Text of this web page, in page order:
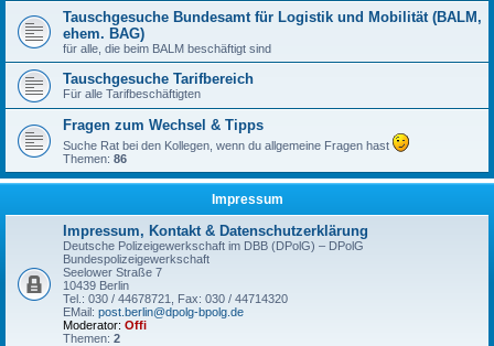
Tauschgesuche Bundesamt für Logistik und Mobilität (BALM,
ehem. BAG)
für alle, die beim BALM beschäftigt sind
Tauschgesuche Tarifbereich
Für alle Tarifbeschäftigten
Fragen zum Wechsel & Tipps
Suche Rat bei den Kollegen, wenn du allgemeine Fragen hast
Themen: 86
Impressum
Impressum, Kontakt & Datenschutzerklärung
Deutsche Polizeigewerkschaft im DBB (DPolG) – DPolG
Bundespolizeigewerkschaft
Seelower Straße 7
10439 Berlin
Tel.: 030 / 44678721, Fax: 030 / 44714320
EMail: post.berlin@dpolg-bpolg.de
Moderator: Offi
Themen: 2